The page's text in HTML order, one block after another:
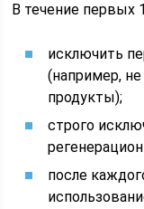
В течение первых
исключить
(например,
продукты);
строго
после